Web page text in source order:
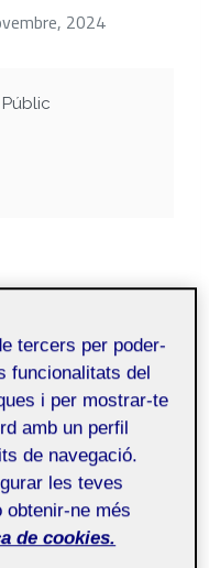
2024
Públic
que s’està
per als
sigui motivadora i
no hi
detecció de
tercers per poder-
funcionalitats del
i per mostrar-te
amb un perfil
de navegació.
les teves
ne més
de cookies.